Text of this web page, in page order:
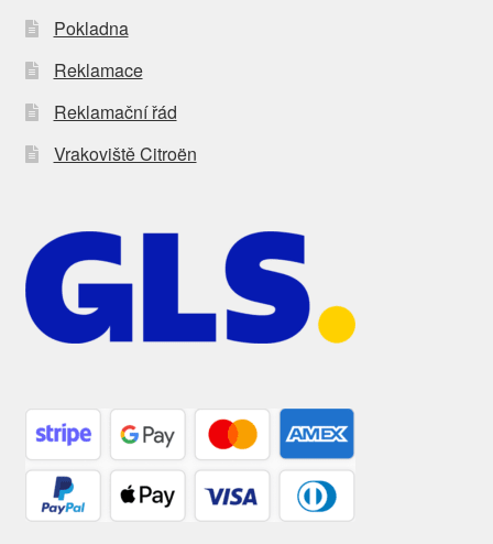
Pokladna
Reklamace
Reklamační řád
Vrakoviště Citroën